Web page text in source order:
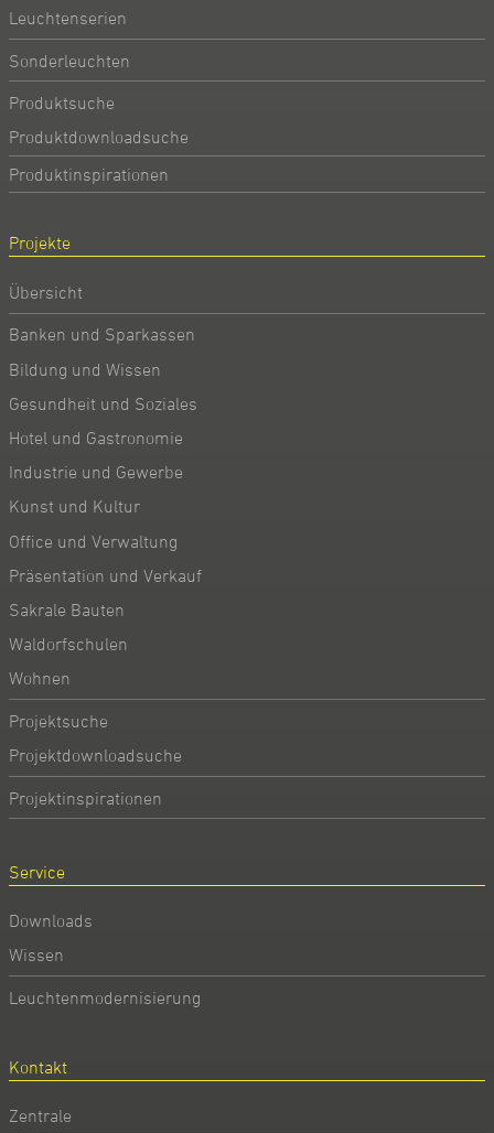
Leuchtenserien
Sonderleuchten
Produktsuche
Produktdownloadsuche
Produktinspirationen
Projekte
Übersicht
Banken und Sparkassen
Bildung und Wissen
Gesundheit und Soziales
Hotel und Gastronomie
Industrie und Gewerbe
Kunst und Kultur
Office und Verwaltung
Präsentation und Verkauf
Sakrale Bauten
Waldorfschulen
Wohnen
Projektsuche
Projektdownloadsuche
Projektinspirationen
Service
Downloads
Wissen
Leuchtenmodernisierung
Kontakt
Zentrale